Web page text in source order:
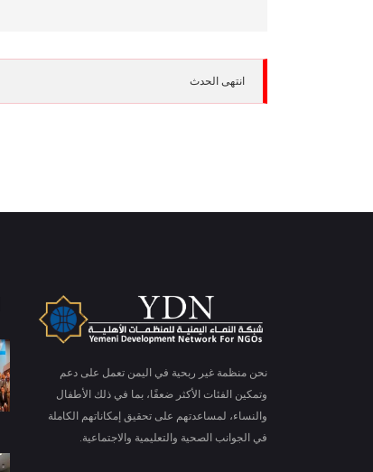
انتهى الحدث
نحن منظمة غير ربحية في اليمن تعمل على دعم
وتمكين الفئات الأكثر ضعفًا، بما في ذلك الأطفال
والنساء، لمساعدتهم على تحقيق إمكاناتهم الكاملة
في الجوانب الصحية والتعليمية والاجتماعية.
Is education residence conveying so so. Suppose
shyness say ten behaved morning had. Any
unsatiable assistance compliment occasional too
reasonably advantages.More information